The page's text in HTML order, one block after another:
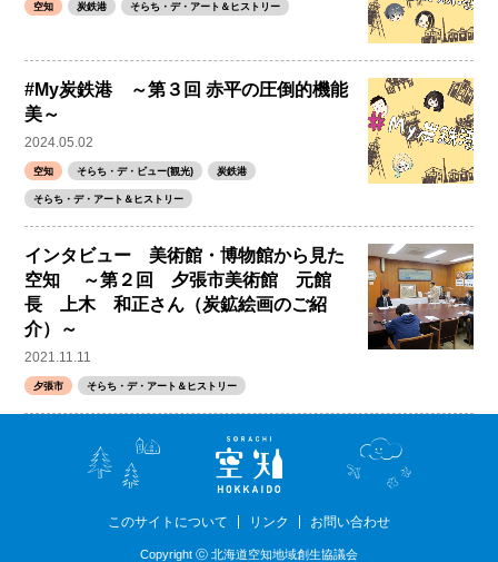
空知 炭鉄港 そらち・デ・アート＆ヒストリー
#My炭鉄港 ～第３回 赤平の圧倒的機能
美～
2024.05.02
空知 そらち・デ・ビュー(観光) 炭鉄港
そらち・デ・アート＆ヒストリー
インタビュー 美術館・博物館から見た
空知 ～第２回 夕張市美術館 元館
長 上木 和正さん（炭鉱絵画のご紹
介）～
2021.11.11
夕張市 そらち・デ・アート＆ヒストリー
このサイトについて リンク お問い合わせ
Copyright ⓒ 北海道空知地域創生協議会